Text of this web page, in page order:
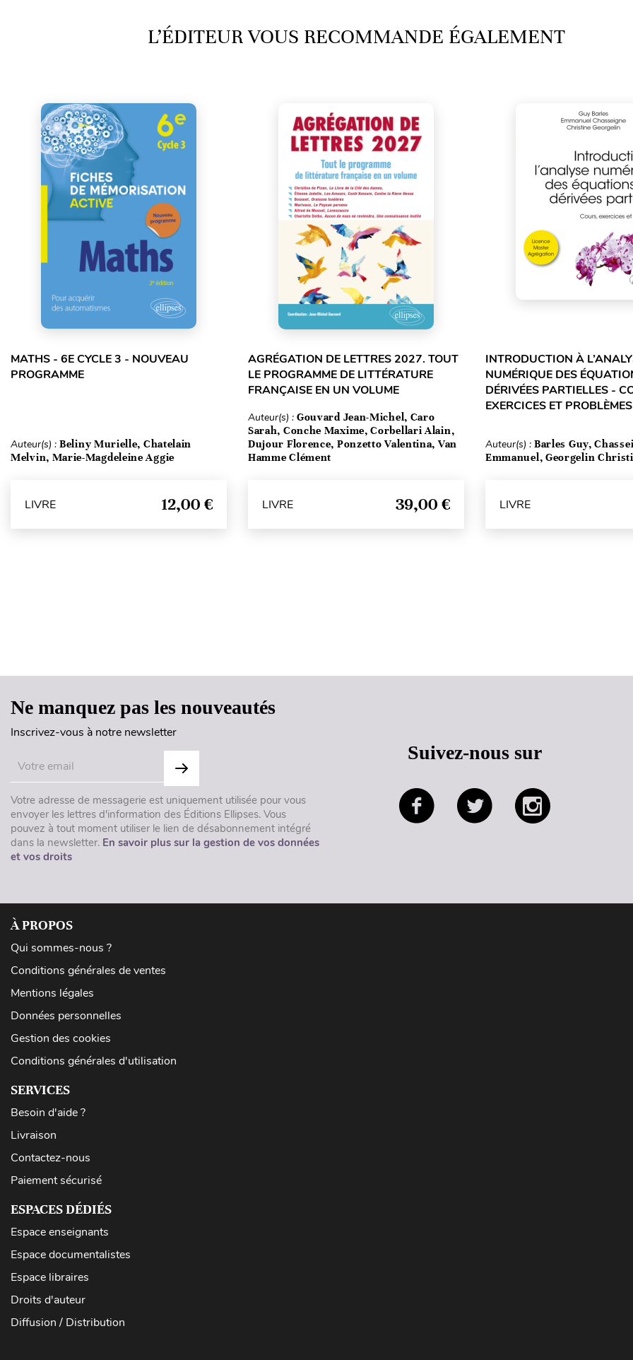
L’ÉDITEUR VOUS RECOMMANDE ÉGALEMENT
MATHS - 6E CYCLE 3 - NOUVEAU
PROGRAMME
Auteur(s) : Beliny Murielle, Chatelain
Melvin, Marie-Magdeleine Aggie
LIVRE 12,00 €
AGRÉGATION DE LETTRES 2027. TOUT
LE PROGRAMME DE LITTÉRATURE
FRANÇAISE EN UN VOLUME
Auteur(s) : Gouvard Jean-Michel, Caro
Sarah, Conche Maxime, Corbellari Alain,
Dujour Florence, Ponzetto Valentina, Van
Hamme Clément
LIVRE 39,00 €
INTRODUCTION À
NUMÉRIQUE DES
DÉRIVÉES PARTIELLES -
EXERCICES ET PROBLÈMES
Auteur(s) : Barles Guy,
Emmanuel, Georgelin
LIVRE
Ne manquez pas les nouveautés
Inscrivez-vous à notre newsletter
Votre adresse de messagerie est uniquement utilisée pour vous
envoyer les lettres d'information des Éditions Ellipses. Vous
pouvez à tout moment utiliser le lien de désabonnement intégré
dans la newsletter. En savoir plus sur la gestion de vos données
et vos droits
Suivez-nous sur
À PROPOS
Qui sommes-nous ?
Conditions générales de ventes
Mentions légales
Données personnelles
Gestion des cookies
Conditions générales d'utilisation
SERVICES
Besoin d'aide ?
Livraison
Contactez-nous
Paiement sécurisé
ESPACES DÉDIÉS
Espace enseignants
Espace documentalistes
Espace libraires
Droits d'auteur
Diffusion / Distribution